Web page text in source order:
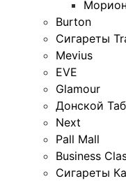
Морион
Burton
Сигареты
Mevius
EVE
Glamour
Донской
Next
Pall Mall
Business
Сигареты